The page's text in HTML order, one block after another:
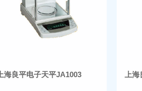
上海良平电子天平JA1003 上